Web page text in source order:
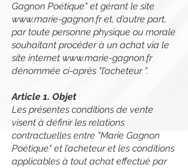
Gagnon Poétique" et gérant le site
www.marie-gagnon.fret, d’autre part,
par toute personne physique ou morale
souhaitant procéder à un achat via le
site internet www.marie-gagnon.fr
dénommée ci-après "l’acheteur ".
Article 1. Objet
Les présentes conditions de vente
visent à définir les relations
contractuelles entre "Marie Gagnon
Poétique" et l’acheteur et les conditions
applicables à tout achat effectué par